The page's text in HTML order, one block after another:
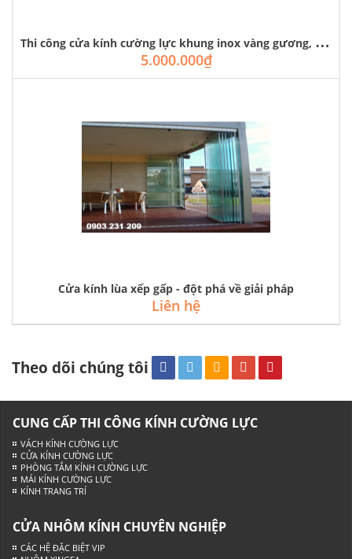
T
hi công cửa kính cường lực khung inox vàng gương, đen mờ, trắng xước
5.000.000₫
Cửa kính lùa xếp gấp - đột phá về giải pháp
Liên hệ
Theo dõi chúng tôi
CUNG CẤP THI CÔNG KÍNH CƯỜNG LỰC
VÁCH KÍNH CƯỜNG LỰC
CỬA KÍNH CƯỜNG LỰC
PHÒNG TẮM KÍNH CƯỜNG LỰC
MÁI KÍNH CƯỜNG LỰC
KÍNH TRANG TRÍ
CỬA NHÔM KÍNH CHUYÊN NGHIỆP
CÁC HỆ ĐẶC BIỆT VIP